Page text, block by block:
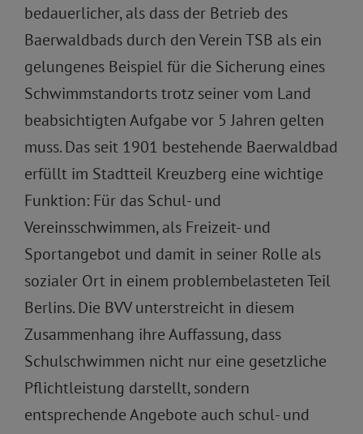
bedauerlicher, als dass der Betrieb des
Baerwaldbads durch den Verein TSB als ein
gelungenes Beispiel für die Sicherung eines
Schwimmstandorts trotz seiner vom Land
beabsichtigten Aufgabe vor 5 Jahren gelten
muss. Das seit 1901 bestehende Baerwaldbad
erfüllt im Stadtteil Kreuzberg eine wichtige
Funktion: Für das Schul- und
Vereinsschwimmen, als Freizeit- und
Sportangebot und damit in seiner Rolle als
sozialer Ort in einem problembelasteten Teil
Berlins. Die BVV unterstreicht in diesem
Zusammenhang ihre Auffassung, dass
Schulschwimmen nicht nur eine gesetzliche
Pflichtleistung darstellt, sondern
entsprechende Angebote auch schul- und